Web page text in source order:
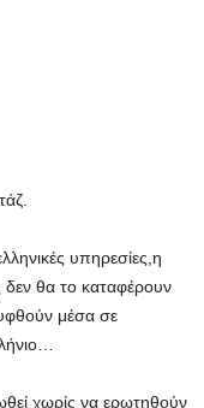
υπηρεσίες,η
δεν θα το καταφέρουν
μέσα σε
χωρίς να ερωτηθούν